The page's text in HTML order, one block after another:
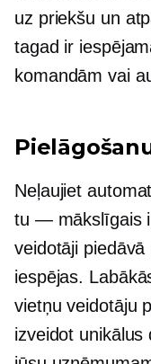
uz priekšu un
tagad ir
komandām vai
Neļaujiet
tu — mākslīgais
veidotāji
iespējas.
vietņu veidotāju
izveidot unikālus